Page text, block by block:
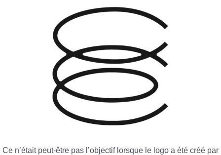
Ce n’était peut-être pas l’objectif lorsque le logo a été créé par